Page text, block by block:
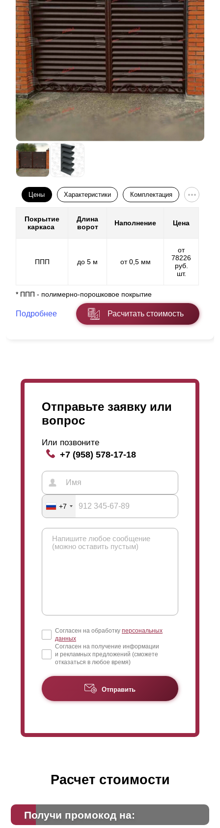
Цены Характеристики Комплектация
Покрытие
каркаса
Длина
ворот
Наполнение Цена
ППП до 5 м от 0,5 мм
от
78226
руб.
шт.
* ППП - полимерно-порошковое покрытие
Подробнее Расчитать стоимость
Отправьте заявку или
вопрос
Или позвоните
+7 (958) 578-17-18
+7
Согласен на обработку персональных
данных
Согласен на получение информации
и рекламных предложений (сможете
отказаться в любое время)
Отправить
Расчет стоимости
Получи промокод на: